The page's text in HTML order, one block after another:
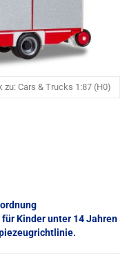
zu: Cars & Trucks 1:87 (H0)
Kinder unter 14 Jahren